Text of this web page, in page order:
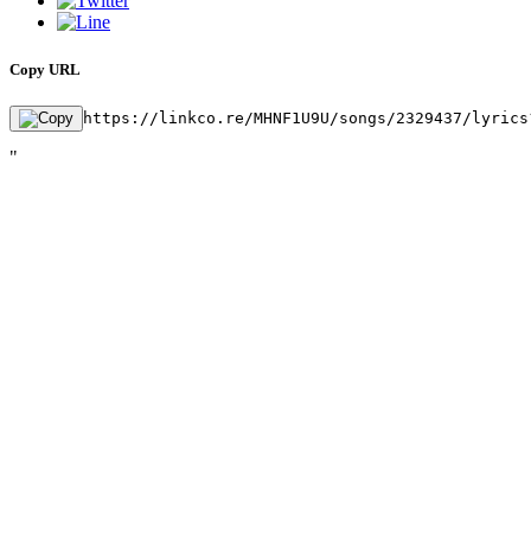
Copy URL
https://linkco.re/MHNF1U9U/songs/2329437/
"